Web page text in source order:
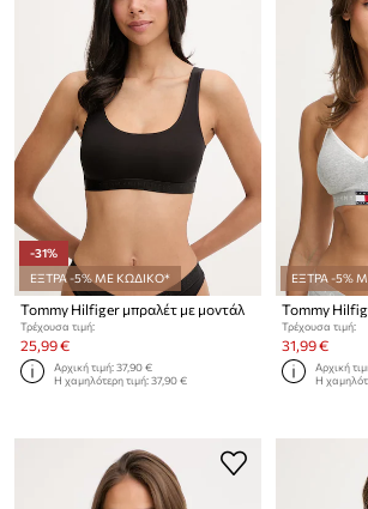
-31%
ΕΞΤΡΑ -5% ΜΕ ΚΩΔΙΚΟ*
Tommy Hilfiger μπραλέτ με μοντάλ
Τρέχουσα τιμή:
25,99 €
Αρχική τιμή:37,90 €
Η χαμηλότερη τιμή:37,90 €
ΕΞΤΡΑ -5%
Tommy
Τρέχουσα τιμή:
31,99 €
Αρχική
Η